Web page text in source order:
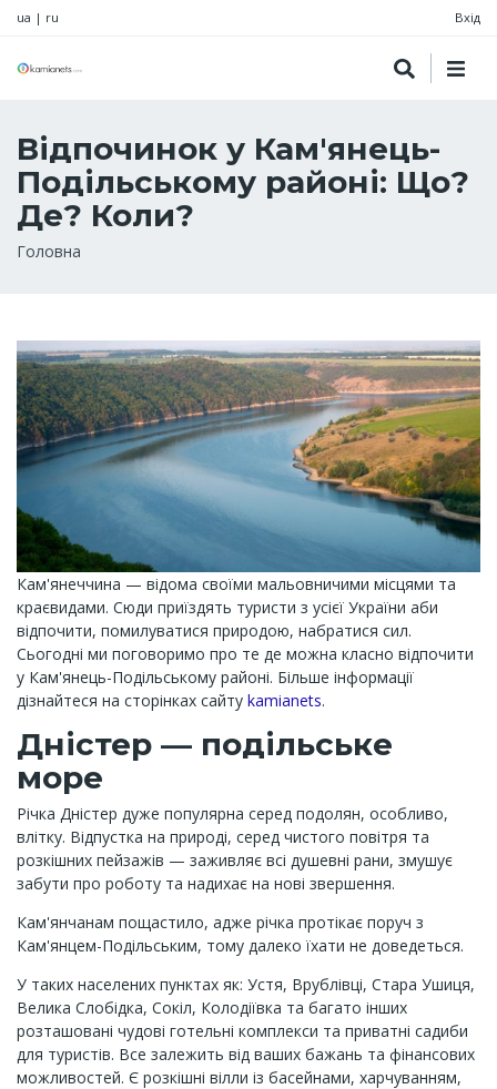
ua | ru Вхід
Відпочинок у Кам'янець-
Подільському районі: Що?
Де? Коли?
Рядок
Головна
Кам'янеччина — відома своїми мальовничими місцями та
краєвидами. Сюди приїздять туристи з усієї України аби
відпочити, помилуватися природою, набратися сил.
Сьогодні ми поговоримо про те де можна класно відпочити
у Кам'янець-Подільському районі. Більше інформації
дізнайтеся на сторінках сайту kamianets.
Дністер — подільське
море
Річка Дністер дуже популярна серед подолян, особливо,
влітку. Відпустка на природі, серед чистого повітря та
розкішних пейзажів — заживляє всі душевні рани, змушує
забути про роботу та надихає на нові звершення.
Кам'янчанам пощастило, адже річка протікає поруч з
Кам'янцем-Подільським, тому далеко їхати не доведеться.
У таких населених пунктах як: Устя, Врублівці, Стара Ушиця,
Велика Слобідка, Сокіл, Колодіївка та багато інших
розташовані чудові готельні комплекси та приватні садиби
для туристів. Все залежить від ваших бажань та фінансових
можливостей. Є розкішні вілли із басейнами, харчуванням,